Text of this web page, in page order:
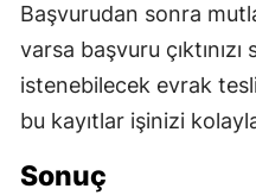
Başvurudan sonra
varsa başvuru
istenebilecek evrak
bu kayıtlar işinizi
Sonuç